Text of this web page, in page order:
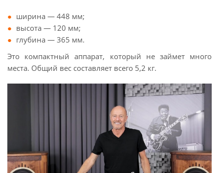
ширина — 448 мм;
высота — 120 мм;
глубина — 365 мм.
Это компактный аппарат, который не займет много
места. Общий вес составляет всего 5,2 кг.